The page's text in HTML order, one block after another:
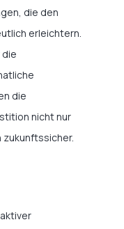
die den
erleichtern.
die
nicht nur
zukunftssicher.